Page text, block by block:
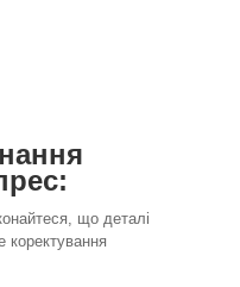
що деталі
коректування